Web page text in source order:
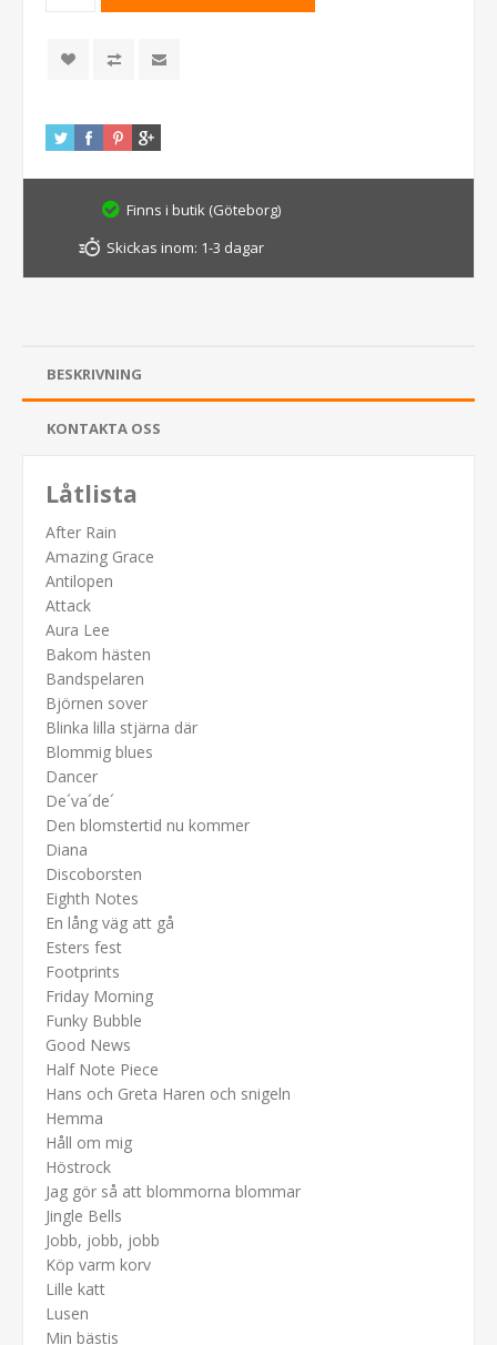
Finns i butik (Göteborg)
Skickas inom: 1-3 dagar
BESKRIVNING
KONTAKTA OSS
Låtlista
After Rain
Amazing Grace
Antilopen
Attack
Aura Lee
Bakom hästen
Bandspelaren
Björnen sover
Blinka lilla stjärna där
Blommig blues
Dancer
De´va´de´
Den blomstertid nu kommer
Diana
Discoborsten
Eighth Notes
En lång väg att gå
Esters fest
Footprints
Friday Morning
Funky Bubble
Good News
Half Note Piece
Hans och Greta Haren och snigeln
Hemma
Håll om mig
Höstrock
Jag gör så att blommorna blommar
Jingle Bells
Jobb, jobb, jobb
Köp varm korv
Lille katt
Lusen
Min bästis